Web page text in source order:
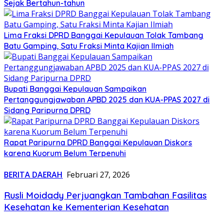
Sejak Bertahun-tahun
Lima Fraksi DPRD Banggai Kepulauan Tolak Tambang
Batu Gamping, Satu Fraksi Minta Kajian Ilmiah
Bupati Banggai Kepulauan Sampaikan
Pertanggungjawaban APBD 2025 dan KUA-PPAS 2027 di
Sidang Paripurna DPRD
Rapat Paripurna DPRD Banggai Kepulauan Diskors
karena Kuorum Belum Terpenuhi
BERITA DAERAH Februari 27, 2026
Rusli Moidady Perjuangkan Tambahan Fasilitas
Kesehatan ke Kementerian Kesehatan